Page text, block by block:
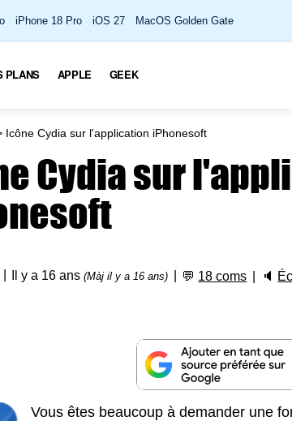
iPhone 18 Pro iOS 27 MacOS Golden Gate
PLANS APPLE GEEK
Icône Cydia sur l'application iPhonesoft
Cydia sur
Il y a 16 ans(Màj il y a 16 ans) 💬 18 coms 🔈
Vous êtes beaucoup à demander une